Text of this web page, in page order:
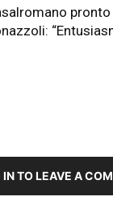
pronto
IN TO LEAVE A